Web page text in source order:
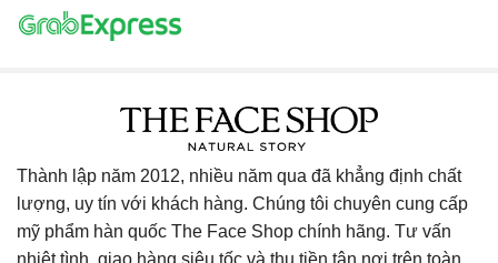
Thành lập năm 2012, nhiều năm qua đã khẳng định chất
lượng, uy tín với khách hàng. Chúng tôi chuyên cung cấp
mỹ phẩm hàn quốc The Face Shop chính hãng. Tư vấn
nhiệt tình, giao hàng siêu tốc và thu tiền tận nơi trên toàn